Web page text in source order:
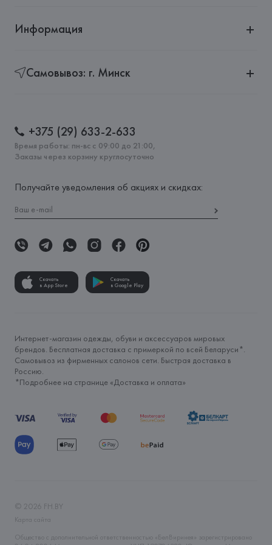
Информация
Самовывоз: г. Минск
+375 (29) 633-2-633
Время работы: пн-вс с 09:00 до 21:00,
Заказы через корзину круглосуточно
Получайте уведомления об акциях и скидках:
Скачать
в App Store
Скачать
в Google Play
Интернет-магазин одежды, обуви и аксессуаров мировых
брендов. Бесплатная доставка с примеркой по всей Беларуси*.
Самовывоз из фирменных салонов сети. Быстрая доставка в
Россию.
*Подробнее на странице «Доставка и оплата»
© 2026 FH.BY
Карта сайта
Общество с дополнительной ответственностью «БелВиринея» зарегистрировано